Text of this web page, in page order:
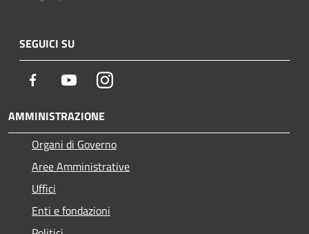
SEGUICI SU
Facebook YoutubeInstagram
AMMINISTRAZIONE
Organi di Governo
Aree Amministrative
Uffici
Enti e fondazioni